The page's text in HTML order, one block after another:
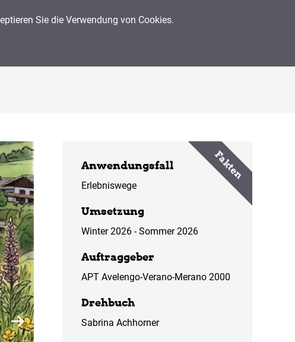
Fakten
Anwendungsfall
Erlebniswege
Umsetzung
Winter 2026 - Sommer 2026
Auftraggeber
APT Avelengo-Verano-Merano 2000
Drehbuch
Sabrina Achhorner
Sie die Verwendung von Cookies.